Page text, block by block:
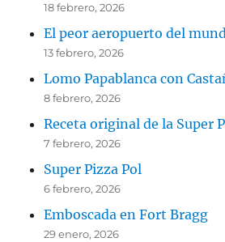
18 febrero, 2026
El peor aeropuerto del
13 febrero, 2026
Lomo Papablanca con
8 febrero, 2026
Receta original de la Super
7 febrero, 2026
Super Pizza Pol
6 febrero, 2026
Emboscada en Fort Bragg
29 enero, 2026